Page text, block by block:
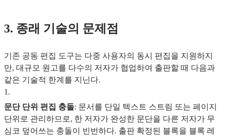
3. 종래 기술의 문제점
기존 공동 편집 도구는 다중 사용자의 동시 편집을 지원하지
만, 대규모 원고를 다수의 저자가 협업하여 출판할 때 다음과
같은 기술적 한계를 지닌다.
1 .
문단 단위 편집 충돌: 문서를 단일 텍스트 스트림 또는 페이지
단위로 관리하므로, 한 저자가 완성한 문단을 다른 저자가 무
심코 덮어쓰는 충돌이 빈번하다. 출판 확정된 블록을 블록 레